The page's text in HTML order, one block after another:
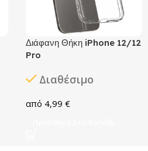
Διάφανη Θήκη iPhone 12/12
Pro
Διαθέσιμο
4,99 €